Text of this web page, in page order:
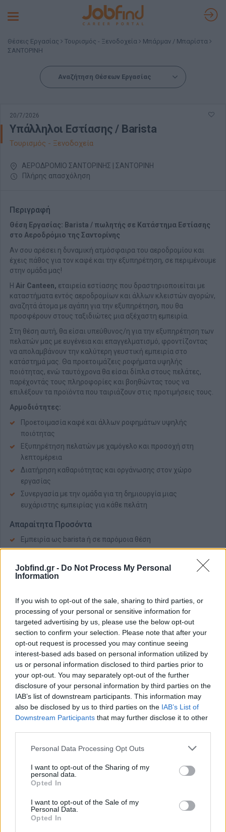
Jobfind.gr - Do Not Process My Personal
Information
If you wish to opt-out of the sale, sharing to third parties, or
processing of your personal or sensitive information for
targeted advertising by us, please use the below opt-out
section to confirm your selection. Please note that after your
opt-out request is processed you may continue seeing
interest-based ads based on personal information utilized by
us or personal information disclosed to third parties prior to
your opt-out. You may separately opt-out of the further
disclosure of your personal information by third parties on the
IAB’s list of downstream participants. This information may
also be disclosed by us to third parties on the IAB’s List of
Downstream Participants that may further disclose it to other
Personal Data Processing Opt Outs
I want to opt-out of the Sharing of my
personal data.
Opted In
I want to opt-out of the Sale of my
Personal Data.
Opted In
Toggle
Θέσεις Εργασίας Τουρισμός - Ξενοδοχεία
Μπάρμαν / Μπαρίστα
ΣΑΝΤΟΡΙΝΗ
Αναζήτηση Θέσεων Εργασίας
20/7/2026
Υπάλληλοι Εστίασης / Barista
Τουρισμός - Ξενοδοχεία
ΑΕΡΟΔΡΟΜΙΟ ΣΑΝΤΟΡΙΝΗΣ | ΣΑΝΤΟΡΙΝΗ
Πλήρης απασχόληση
Περιγραφή
Θέση Εργασίας: Barista / πωλητής σε Κατάστημα Εστίασης
στο Αεροδρόμιο της Σαντορίνης
Αν σου αρέσει η δυναμική ατμόσφαιρα του αεροδρομίου και
έχεις πάθος για τον καφέ και την εξυπηρέτηση, σε περιμένουμε
στην ομάδα μας!
Η Air Canteen, εταιρεία εστίασης που δραστηριοποιείται με
καταστήματα εντός αεροδρομίων και άλλων κλειστών αγορών,
αναζητά άτομα με αγάπη για την εξυπηρέτηση, που θα
προσφέρουν στους ταξιδιώτες μια αξέχαστη εμπειρία.
Στη θέση αυτή, θα είσαι υπεύθυνος/η για την εξυπηρέτηση των
πελατών μας με ευγένεια και επαγγελματισμό, φροντίζοντας
να απολαμβάνουν την καλύτερη γευστική εμπειρία στο
κατάστημά μας. Θα προετοιμάζεις ροφήματα υψηλής
ποιότητας, ενώ ταυτόχρονα θα είσαι δίπλα στους πελάτες,
παρέχοντάς τους πληροφορίες και βοηθώντας τους να
επιλέξουν τα προϊόντα που ταιριάζουν στις προτιμήσεις τους.
Αρμοδιότητες:
Προετοιμασία καφέ και άλλων ροφημάτων υψηλής
ποιότητας
Εξυπηρέτηση πελατών με χαμόγελο και προσοχή στη
λεπτομέρεια
Διατήρηση καθαριότητας και οργάνωσης στον χώρο
εργασίας
Συνεργασία με την ομάδα για τη δημιουργία μιας
ευχάριστης εμπειρίας για κάθε πελάτη
Απαραίτητα Προσόντα
Εμπειρία ως barista ή σε παρόμοια θέση
Δυνατότητα εργασίας σε βάρδιες
Ικανότητα να εργαστείς υπό πίεση και να διαχειρίζεσαι
Καλή γνώση αγγλικών
Παροχές
Ανταγωνιστικό
πακέτο αποδοχών
Εκπαίδευση και υποστήριξη για την εξέλιξή σου
Δυναμικό καιφιλικό περιβάλλον εργασίας
Πρόσβαση σε διεθνείς εμπειρίες με κάθε ταξιδιώτη!
Αίτηση - Αποστολή Βιογραφικού
βιογραφικό σας στην εταιρεία.
Εγγραφή Είσοδος